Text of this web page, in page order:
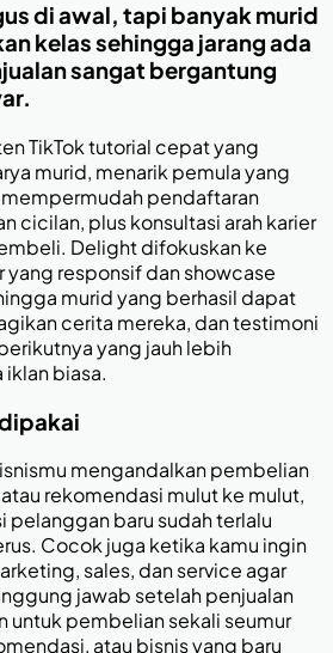
di awal, tapi banyak murid
kelas sehingga jarang ada
sangat bergantung
TikTok tutorial cepat yang
murid, menarik pemula yang
pendaftaran
cicilan, plus konsultasi arah karier
Delight difokuskan ke
responsif dan showcase
murid yang berhasil dapat
cerita mereka, dan testimoni
yang jauh lebih
biasa.
mengandalkan pembelian
rekomendasi mulut ke mulut,
pelanggan baru sudah terlalu
Cocok juga ketika kamu ingin
sales, dan service agar
jawab setelah penjualan
untuk pembelian sekali seumur
atau bisnis yang baru